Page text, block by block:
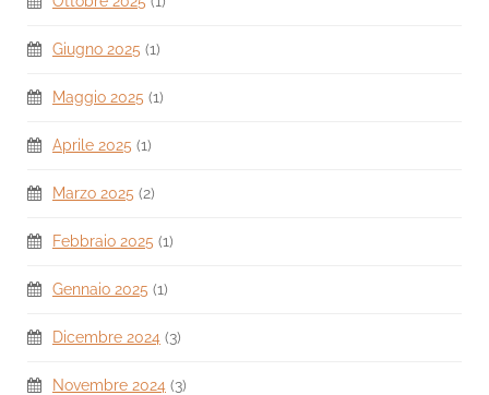
Giugno 2025 (1)
Maggio 2025 (1)
Aprile 2025 (1)
Marzo 2025 (2)
Febbraio 2025 (1)
Gennaio 2025 (1)
Dicembre 2024 (3)
Novembre 2024 (3)